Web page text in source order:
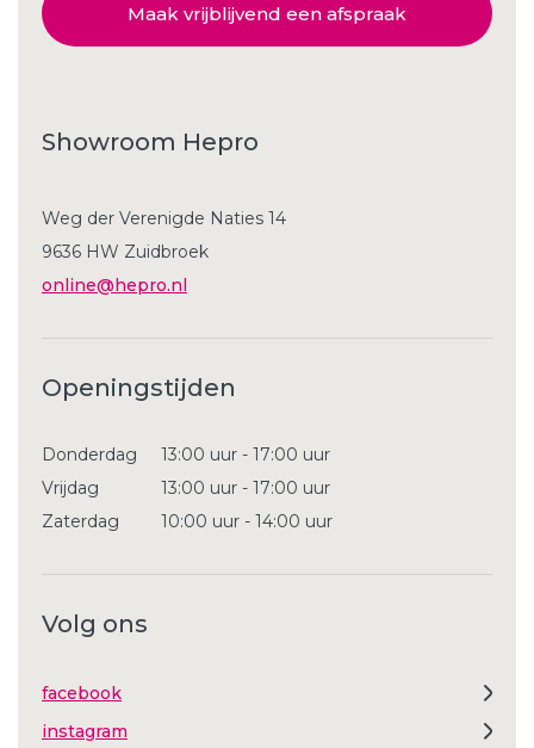
Maak vrijblijvend een afspraak
Showroom Hepro
Weg der Verenigde Naties 14
9636 HW Zuidbroek
online@hepro.nl
Openingstijden
Donderdag
13:00 uur - 17:00 uur
Vrijdag
13:00 uur - 17:00 uur
Zaterdag
10:00 uur - 14:00 uur
Volg ons
facebook
instagram